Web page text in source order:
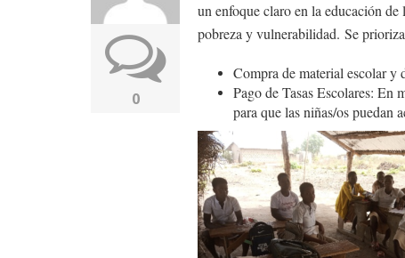
0
un enfoque claro en la educación de
pobreza y vulnerabilidad. Se
Compra de material escolar
Pago de Tasas Escolares: En
para que las niñas/os puedan